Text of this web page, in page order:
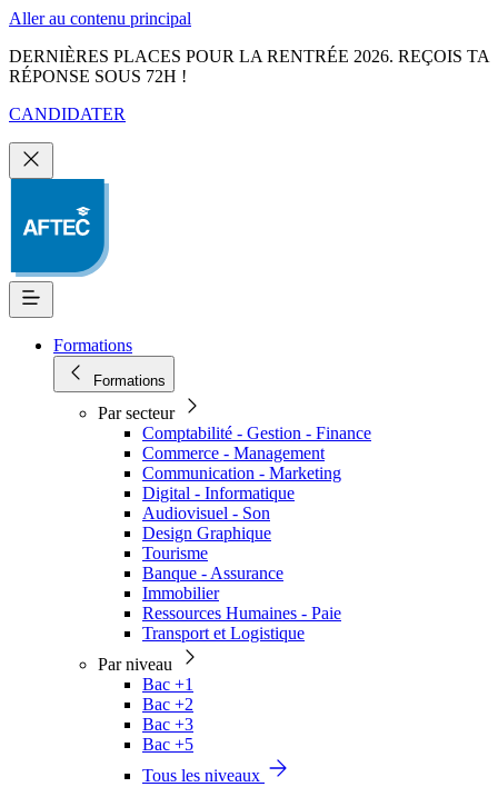
Aller au contenu principal
DERNIÈRES PLACES POUR LA RENTRÉE 2026. REÇOIS TA
RÉPONSE SOUS 72H !
CANDIDATER
Formations
Formations
Par secteur
Comptabilité - Gestion - Finance
Commerce - Management
Communication - Marketing
Digital - Informatique
Audiovisuel - Son
Design Graphique
Tourisme
Banque - Assurance
Immobilier
Ressources Humaines - Paie
Transport et Logistique
Par niveau
Bac +1
Bac +2
Bac +3
Bac +5
Tous les niveaux